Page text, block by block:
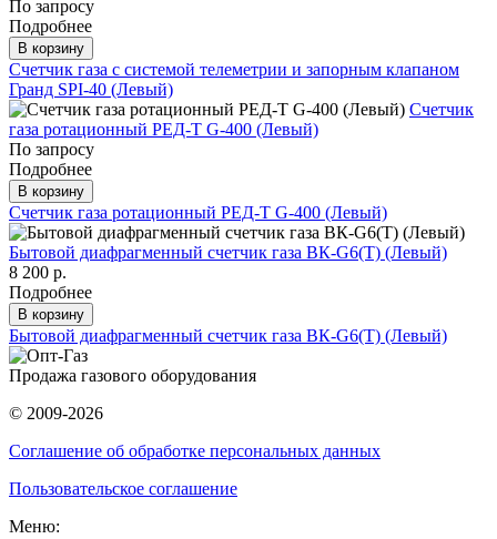
По запросу
Подробнее
В корзину
Счетчик газа с системой телеметрии и запорным клапаном
Гранд SPI-40 (Левый)
Счетчик
газа ротационный РЕД-Т G-400 (Левый)
По запросу
Подробнее
В корзину
Счетчик газа ротационный РЕД-Т G-400 (Левый)
Бытовой диафрагменный счетчик газа ВК-G6(Т) (Левый)
8 200 р.
Подробнее
В корзину
Бытовой диафрагменный счетчик газа ВК-G6(Т) (Левый)
Продажа газового оборудования
© 2009-2026
Соглашение об обработке персональных данных
Пользовательское соглашение
Меню: